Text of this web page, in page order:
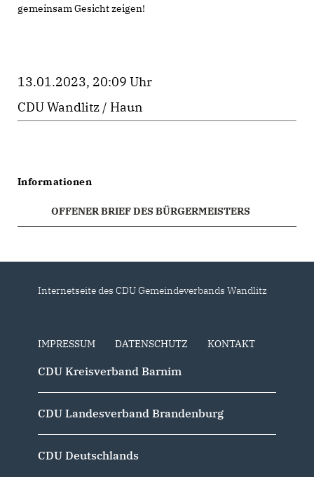
gemeinsam Gesicht zeigen!
13.01.2023, 20:09 Uhr
CDU Wandlitz / Haun
Informationen
OFFENER BRIEF DES BÜRGERMEISTERS
Internetseite des CDU Gemeindeverbands Wandlitz
IMPRESSUM DATENSCHUTZ KONTAKT
CDU Kreisverband Barnim
CDU Landesverband Brandenburg
CDU Deutschlands